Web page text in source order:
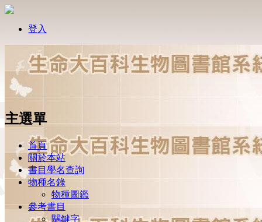
登入
主選單
首頁
關於本站
書目學名查詢
物種名錄
物種圖鑑
參考書目
關鍵字